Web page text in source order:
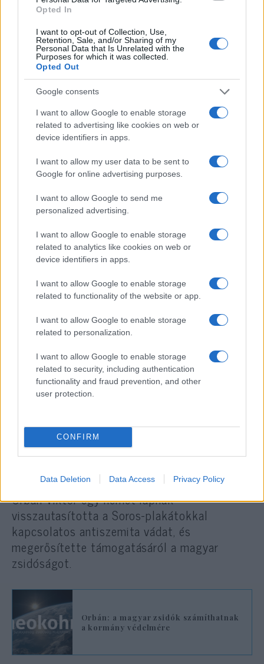
Opted In
I want to opt-out of Collection, Use,
Retention, Sale, and/or Sharing of my
Personal Data that Is Unrelated with the
Purposes for which it was collected.
Opted Out
Google consents
I want to allow Google to enable storage
related to advertising like cookies on web or
device identifiers in apps.
I want to allow my user data to be sent to
Google for online advertising purposes.
I want to allow Google to send me
personalized advertising.
I want to allow Google to enable storage
related to analytics like cookies on web or
device identifiers in apps.
I want to allow Google to enable storage
related to functionality of the website or app.
I want to allow Google to enable storage
related to personalization.
I want to allow Google to enable storage
related to security, including authentication
functionality and fraud prevention, and other
user protection.
CONFIRM
Data Deletion Data Access Privacy Policy
Feldmájer Péter, a Mazsihisz egykori elnöke
pedig azt vetette fel, hogy a vádak csak a
szervezet korruptságát erősítik.
A terebélyes összeállításban, több más
lengyel vonatkozás mellett, a szerzők arra is
emlékeztetnek, hogy Magyarországon a
politikai közbeszédben igen vékony jégen
járnak azok, akik precízen próbálnak
véleményt formálni arról, hogy van-e kormány-
közeli stratégia az antiszemitizmussal
kapcsolatos kettős beszédről. Itt a „Soros-
féle” kampány fogadtatását, és annak okait
próbálja elemezni a cikk.
„A Mazsihisznek nem helyes
zsidóellenes kampányként
beállítania a Soros-plakátokat. A
zsidó szervezetnek inkább
reagálnia kéne, amikor nagyobb
átláthatóságot kérnek rajta
számon, sem mint harcolnia
ellene”
– vélte Olti Ferenc.
Mint arról mai cikkünkbenbeszámoltunk,
Orbán Viktor egy német lapnak
visszautasította a Soros-plakátokkal
kapcsolatos antiszemita vádat, és
megerősítette támogatásáról a magyar
zsidóságot.
Orbán: a magyar zsidók számíthatnak
a kormány védelmére